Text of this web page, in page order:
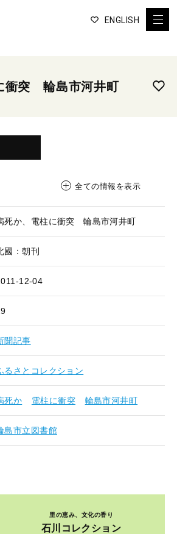
ENGLISH
衝突 輪島市河井町
全ての情報を表示
死か、電柱に衝突 輪島市河井町
國：朝刊
12-04
聞記事
るさとコレクション
死か 電柱に衝突 輪島市河井町
島市立図書館
里の恵み、文化の香り
石川コレクション